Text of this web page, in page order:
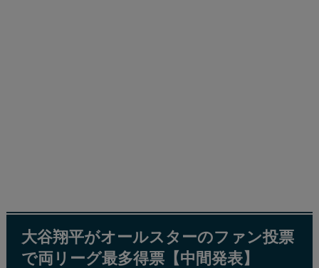
大谷翔平がオールスターのファン投票
で両リーグ最多得票【中間発表】